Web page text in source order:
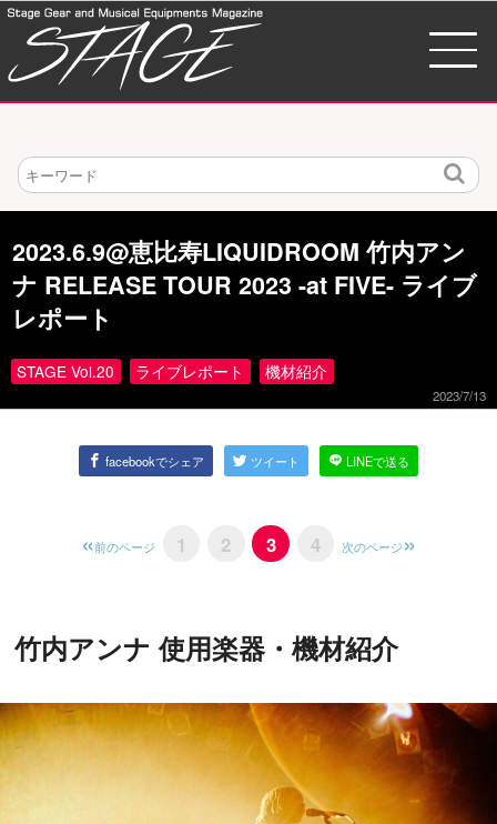
検
2023.6.9@恵比寿LIQUIDROOM 竹内アン
ナ RELEASE TOUR 2023 -at FIVE- ライブ
レポート
STAGE Vol.20 ライブレポート 機材紹介
2023/7/13
facebookでシェア ツイート LINEで送る
前のページ 1 2 3 4 次のページ
竹内アンナ 使用楽器・機材紹介